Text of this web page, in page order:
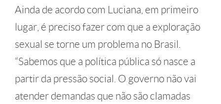
Ainda de acordo com Luciana, em primeiro
lugar, é preciso fazer com que a exploração
sexual se torne um problema no Brasil.
“Sabemos que a política pública só nasce a
partir da pressão social. O governo não vai
atender demandas que não são clamadas